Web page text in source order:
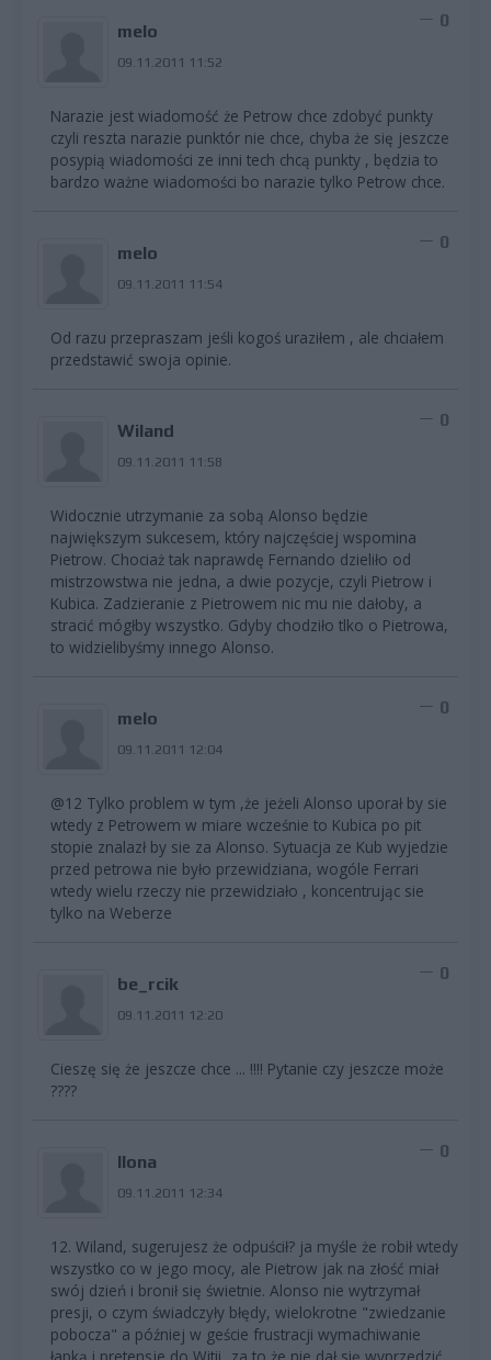
melo
09.11.2011 11:52
0
Narazie jest wiadomość że Petrow chce zdobyć punkty
czyli reszta narazie punktór nie chce, chyba że się jeszcze
posypią wiadomości ze inni tech chcą punkty , będzia to
bardzo ważne wiadomości bo narazie tylko Petrow chce.
melo
09.11.2011 11:54
0
Od razu przepraszam jeśli kogoś uraziłem , ale chciałem
przedstawić swoja opinie.
Wiland
09.11.2011 11:58
0
Widocznie utrzymanie za sobą Alonso będzie
największym sukcesem, który najczęściej wspomina
Pietrow. Chociaż tak naprawdę Fernando dzieliło od
mistrzowstwa nie jedna, a dwie pozycje, czyli Pietrow i
Kubica. Zadzieranie z Pietrowem nic mu nie dałoby, a
stracić mógłby wszystko. Gdyby chodziło tlko o Pietrowa,
to widzielibyśmy innego Alonso.
melo
09.11.2011 12:04
0
@12 Tylko problem w tym ,że jeżeli Alonso uporał by sie
wtedy z Petrowem w miare wcześnie to Kubica po pit
stopie znalazł by sie za Alonso. Sytuacja ze Kub wyjedzie
przed petrowa nie było przewidziana, wogóle Ferrari
wtedy wielu rzeczy nie przewidziało , koncentrując sie
tylko na Weberze
be_rcik
09.11.2011 12:20
0
Cieszę się że jeszcze chce ... !!!! Pytanie czy jeszcze może
????
Ilona
09.11.2011 12:34
0
12. Wiland, sugerujesz że odpuścił? ja myśle że robił wtedy
wszystko co w jego mocy, ale Pietrow jak na złość miał
swój dzień i bronił się świetnie. Alonso nie wytrzymał
presji, o czym świadczyły błędy, wielokrotne "zwiedzanie
pobocza" a później w geście frustracji wymachiwanie